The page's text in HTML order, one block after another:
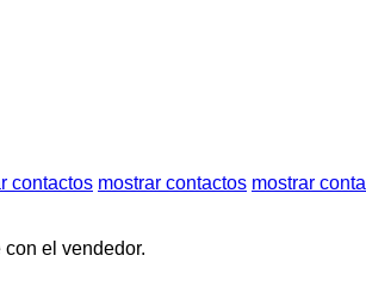
contactos mostrar contactos mostrar
el vendedor.